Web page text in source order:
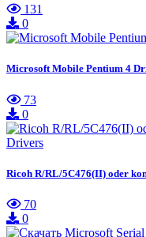
131
0
Microsoft Mobile Pentium 4
73
0
Ricoh R/RL/5C476(II) oder
70
0